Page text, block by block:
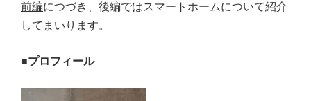
前編につづき、後編ではスマートホームについて紹介
してまいります。
■プロフィール